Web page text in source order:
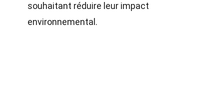
souhaitant réduire leur impact
environnemental.